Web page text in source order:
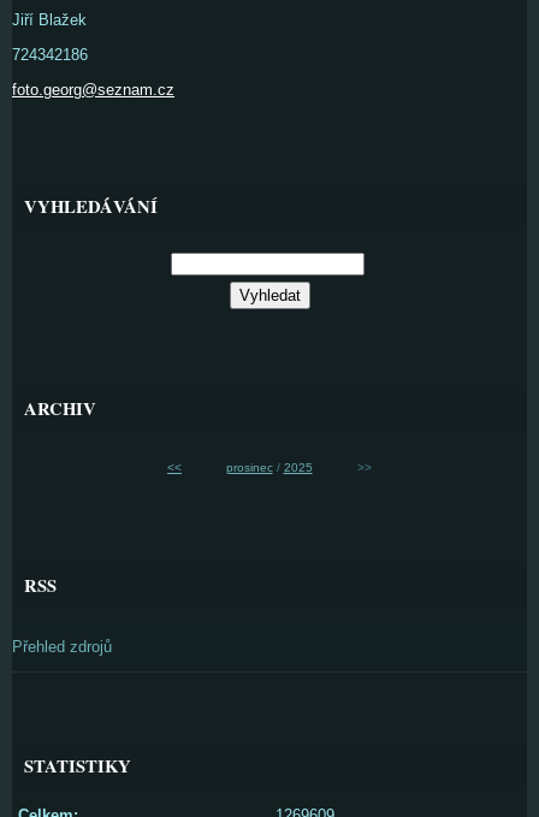
Jiří Blažek
724342186
foto.georg@seznam.cz
VYHLEDÁVÁNÍ
ARCHIV
<< prosinec/ 2025 >>
RSS
Přehled zdrojů
STATISTIKY